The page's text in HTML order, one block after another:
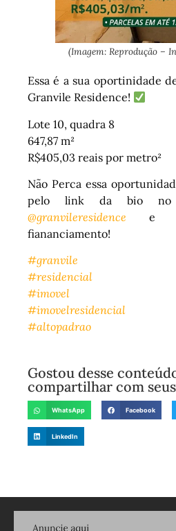
(Imagem: Reprodução –
Essa é a sua oportinidade
Granvile Residence!
Lote 10, quadra 8
647,87 m²
R$405,03 reais por metro²
Não Perca essa
pelo link da bio no
@granvileresidence e
fiananciamento!
#granvile
#residencial
#imovel
#imovelresidencial
#altopadrao
Gostou desse
compartilhar com
WhatsApp Facebook
LinkedIn